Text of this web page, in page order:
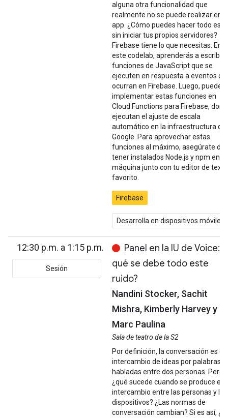
alguna otra funcionalidad que
realmente no se puede realizar en
app. ¿Cómo puedes hacer todo esto
sin iniciar tus propios servidores?
Firebase tiene lo que necesitas. En
este codelab, aprenderás a escribir
funciones de JavaScript que se
ejecuten en respuesta a eventos
ocurran en Firebase. Luego, puedes
implementar estas funciones en
Cloud Functions para Firebase,
ejecutan el ajuste de escala
automático en la infraestructura de
Google. Para aprovechar estas
funciones al máximo, asegúrate de
tener instalados Node.js y npm en tu
máquina junto con tu editor de texto
favorito.
Firebase
Desarrolla en dispositivos móviles
12:30 p.m. a 1:15 p.m.
Sesión
Panel en la IU de Voice:
qué se debe todo este
ruido?
Nandini Stocker, Sachit
Mishra, Kimberly Harvey y
Marc Paulina
Sala de teatro de la S2
Por definición, la conversación es el
intercambio de ideas por palabras
habladas entre dos personas. Pero
¿qué sucede cuando se produce ese
intercambio entre las personas y los
dispositivos? ¿Las normas de
conversación cambian? Si es así,